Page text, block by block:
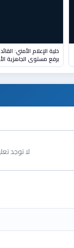
خلية الإعلام الأمني:
برفع مستوى الجاهزية
لا توجد